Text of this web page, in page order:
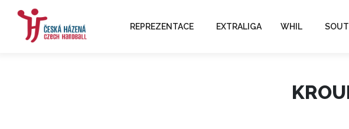
REPREZENTACE EXTRALIGA WHIL